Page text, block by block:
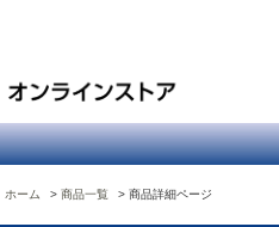
ホーム 商品一覧 商品詳細ページ